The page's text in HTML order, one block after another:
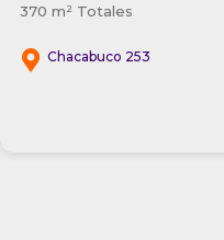
370 m² Totales
Chacabuco 253